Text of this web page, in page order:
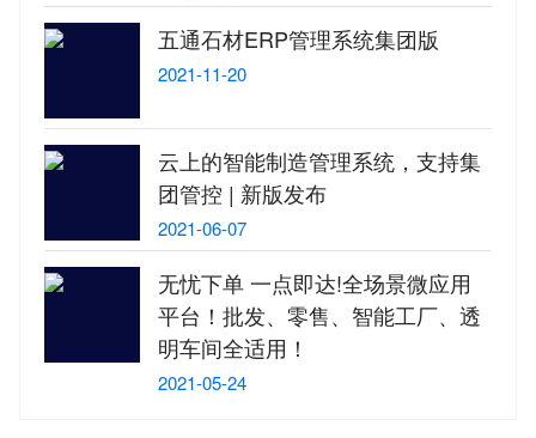
五通石材ERP管理系统集团版
2021-11-20
云上的智能制造管理系统，支持集
团管控 | 新版发布
2021-06-07
无忧下单 一点即达!全场景微应用
平台！批发、零售、智能工厂、透
明车间全适用！
2021-05-24